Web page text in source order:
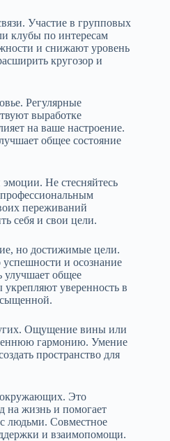
Участие в групповых
клубы по интересам
и снижают уровень
кругозор и
Регулярные
выработке
на ваше настроение.
общее состояние
Не стесняйтесь
переживаний
себя и свои цели.
но достижимые цели.
успешности и осознание
улучшает общее
уверенность в
Ощущение вины или
гармонию. Умение
пространство для
окружающих. Это
на жизнь и помогает
с людьми. Совместное
и взаимопомощи.